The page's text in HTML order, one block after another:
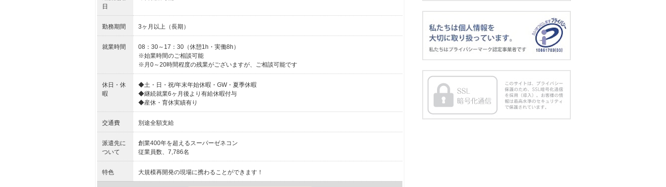
日
勤務期間 3ヶ月以上（長期）
就業時間
08：30～17：30（休憩1h・実働8h）
※始業時間のご相談可能
※月0～20時間程度の残業がございますが、ご相談可能です
休日・休
暇
◆土・日・祝/年末年始休暇・GW・夏季休暇
◆継続就業6ヶ月後より有給休暇付与
◆産休・育休実績有り
交通費 別途全額支給
派遣先に
ついて
創業400年を超えるスーパーゼネコン
従業員数、7,786名
特色 大規模再開発の現場に携わることができます！